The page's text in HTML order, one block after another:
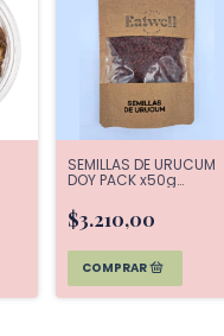
SEMILLAS DE URUCUM
DOY PACK x50g
$3.210,00